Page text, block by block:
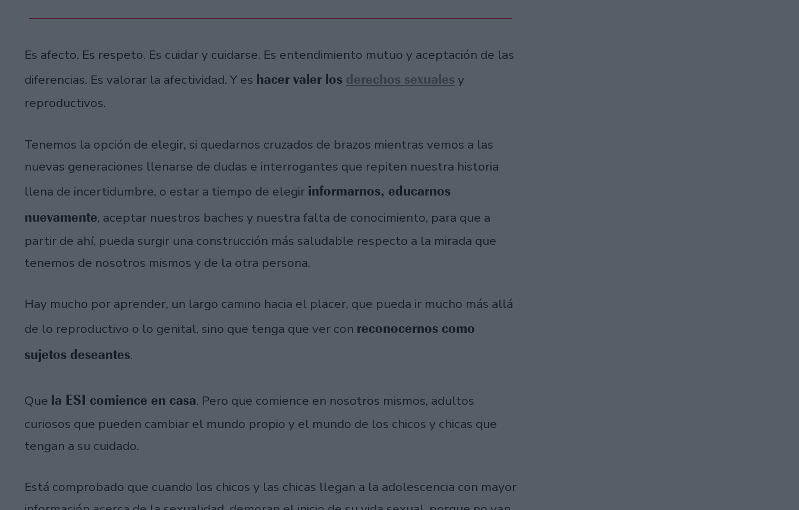
Es afecto. Es respeto. Es cuidar y cuidarse. Es entendimiento mutuo y aceptación de las
diferencias. Es valorar la afectividad. Y es hacer valer los derechos sexuales y
reproductivos.
Tenemos la opción de elegir, si quedarnos cruzados de brazos mientras vemos a las
nuevas generaciones llenarse de dudas e interrogantes que repiten nuestra historia
llena de incertidumbre, o estar a tiempo de elegir informarnos, educarnos
nuevamente, aceptar nuestros baches y nuestra falta de conocimiento, para que a
partir de ahí, pueda surgir una construcción más saludable respecto a la mirada que
tenemos de nosotros mismos y de la otra persona.
Hay mucho por aprender, un largo camino hacia el placer, que pueda ir mucho más allá
de lo reproductivo o lo genital, sino que tenga que ver con reconocernos como
sujetos deseantes.
Que la ESI comience en casa. Pero que comience en nosotros mismos, adultos
curiosos que pueden cambiar el mundo propio y el mundo de los chicos y chicas que
tengan a su cuidado.
Está comprobado que cuando los chicos y las chicas llegan a la adolescencia con mayor